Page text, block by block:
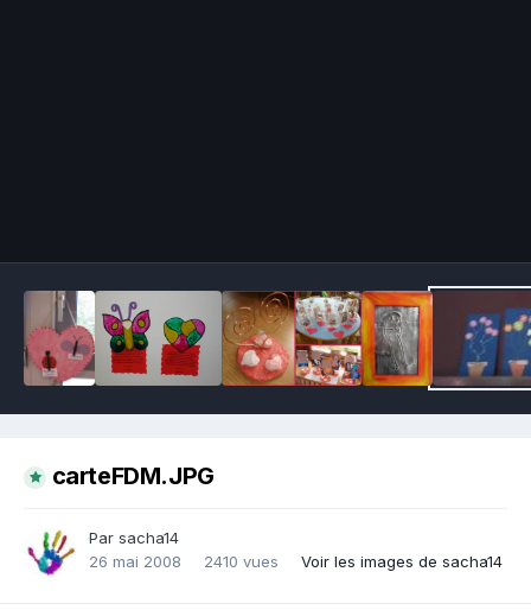
carteFDM.JPG
Par sacha14
26 mai 2008
2410 vues Voir les images de sacha14